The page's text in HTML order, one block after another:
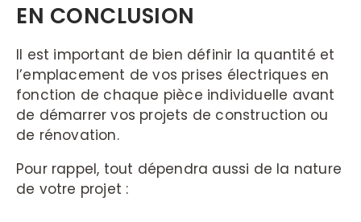
EN CONCLUSION
Il est important de bien définir la quantité et
l’emplacement de vos prises électriques en
fonction de chaque pièce individuelle avant
de démarrer vos projets de construction ou
de rénovation.
Pour rappel, tout dépendra aussi de la nature
de votre projet :